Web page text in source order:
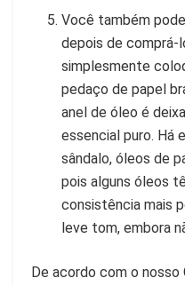
Você também
depois de comprá-
simplesmente
pedaço de papel
anel de óleo é
essencial puro. Há
sândalo, óleos de
pois alguns óleos
consistência mais
leve tom, embora
De acordo com o nosso